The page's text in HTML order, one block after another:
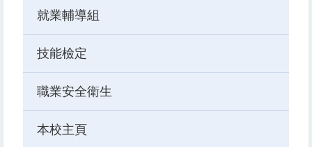
就業輔導組
技能檢定
職業安全衛生
本校主頁